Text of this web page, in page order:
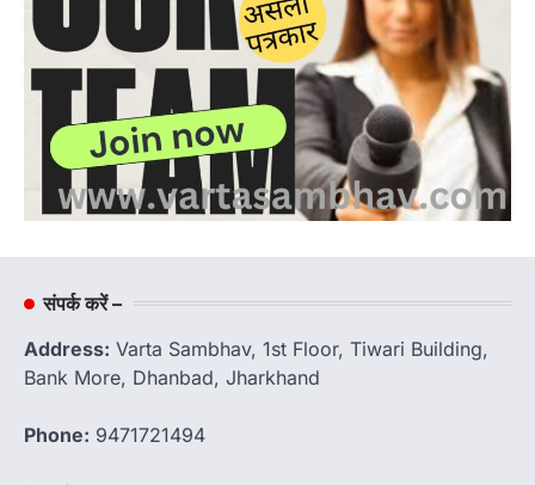
संपर्क करें –
Address: Varta Sambhav, 1st Floor, Tiwari Building,
Bank More, Dhanbad, Jharkhand
Phone: 9471721494